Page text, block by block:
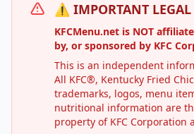
⚠️ IMPORTANT LEGAL
KFCMenu.net is NOT
by, or sponsored by KFC
This is an independent
All KFC®, Kentucky Fried
trademarks, logos, menu
nutritional information are
property of KFC Corporation